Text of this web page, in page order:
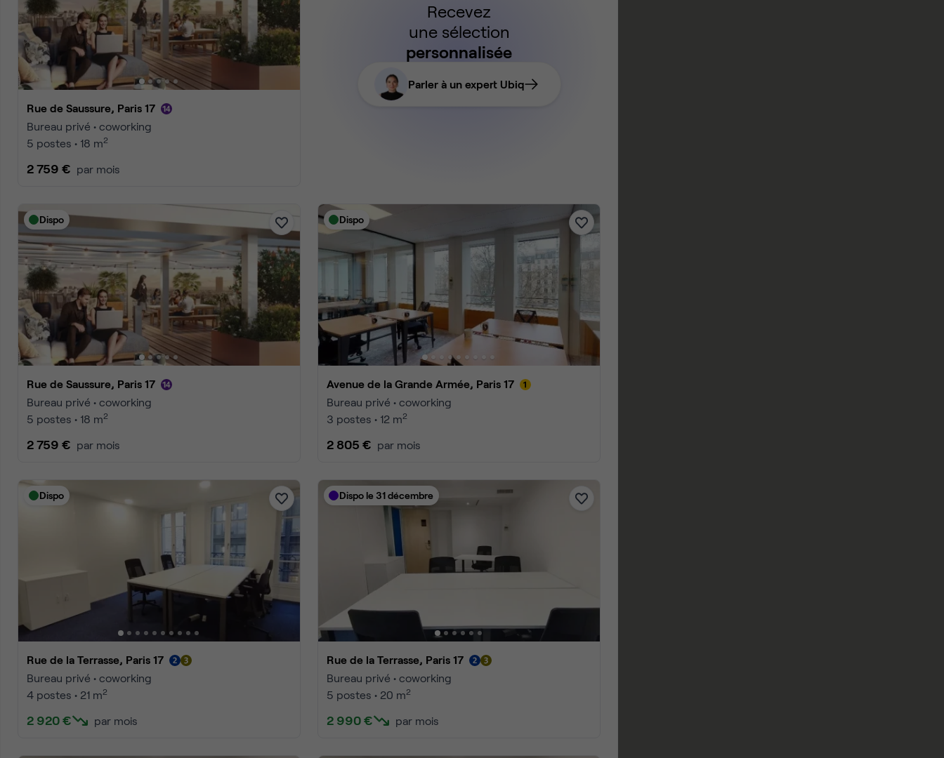
Rue Henri Rochefort, Paris 17
Bureau privé • coworking
1 poste • 8 m 2
750 € par mois
Recevez
une sélection
personnalisée
Parler à un expert Ubiq
Dispo
Rue Henri Rochefort, Paris 17
Bureau privé • coworking
2 postes • 11 m2
950 € par mois
Dispo
Avenue des Ternes, Paris 17
Bureau privé • coworking
2 postes • 15 m2
990 € par mois
Dispo
Rue de la Terrasse, Paris 17
Bureau privé • coworking
1 poste • 8 m 2
990 € par mois
Dispo
Rue de Saussure, Paris 17
Bureau privé • coworking
2 postes • 7 m2
1 161 € par mois